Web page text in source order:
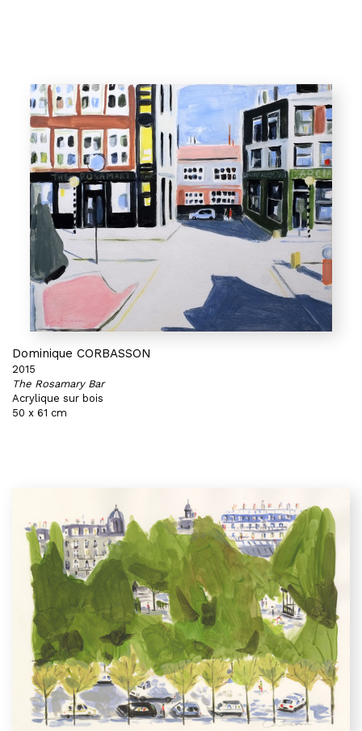
Dominique CORBASSON
2015
The Rosamary Bar
Acrylique sur bois
50 x 61 cm